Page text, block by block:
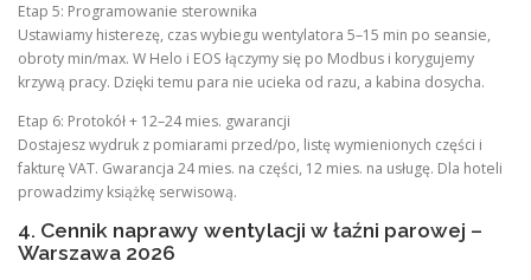
Etap 5: Programowanie sterownika
Ustawiamy histerezę, czas wybiegu wentylatora 5–15 min po seansie,
obroty min/max. W Helo i EOS łączymy się po Modbus i korygujemy
krzywą pracy. Dzięki temu para nie ucieka od razu, a kabina dosycha.
Etap 6: Protokół + 12–24 mies. gwarancji
Dostajesz wydruk z pomiarami przed/po, listę wymienionych części i
fakturę VAT. Gwarancja 24 mies. na części, 12 mies. na usługę. Dla hoteli
prowadzimy książkę serwisową.
4. Cennik naprawy wentylacji w łaźni parowej –
Warszawa 2026